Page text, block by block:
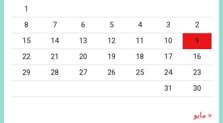
1
2
3
4
5
6
7
8
9
10
11
12
13
14
15
16
17
18
19
20
21
22
23
24
25
26
27
28
29
30
31
« مايو